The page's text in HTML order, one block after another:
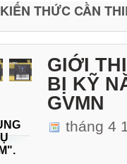
THỨC CẦN
GIỚI
BỊ KỸ
GVMN
tháng 4